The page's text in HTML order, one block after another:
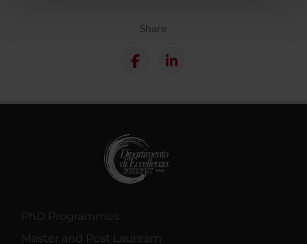
con altre informazioni che hai fornito loro o che hanno
Share
PhD Programmes
Master and Post Lauream